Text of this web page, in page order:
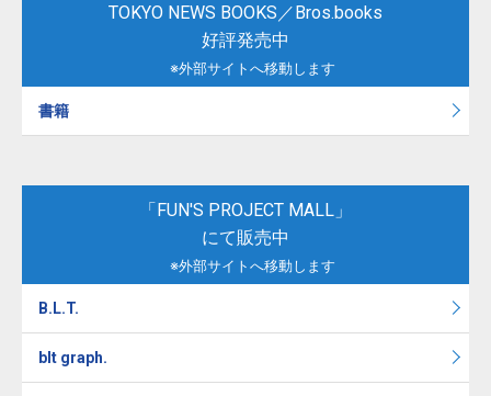
TOKYO NEWS BOOKS／Bros.books
好評発売中
※外部サイトへ移動します
書籍
「FUN'S PROJECT MALL」
にて販売中
※外部サイトへ移動します
B.L.T.
blt graph.